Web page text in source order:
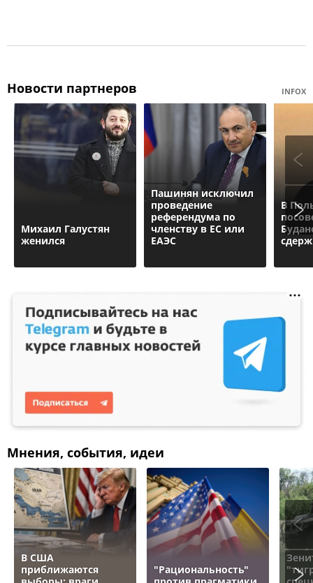
Новости партнеров INFOX
Михаил Галустян
женился
Пашинян исключил
проведение
референдума по
членству в ЕС или
ЕАЭС
В
Мнения, события, идеи
В США
приближаются
"Рациональность"